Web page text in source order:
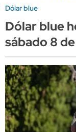
Dólar blue
Dólar blue
sábado 8